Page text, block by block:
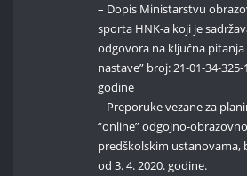
– Dopis Ministarstvu
sporta HNK-a koji je
odgovora na ključna pitanja
nastave” broj: 21-01-34-
godine
– Preporuke vezane za
“online” odgojno-
predškolskim ustanovama,
od 3. 4. 2020. godine.